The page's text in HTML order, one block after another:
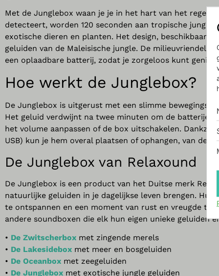
Met de Junglebox waan je je in het hart van het
detecteert, worden 120 seconden aan tropische
exotische dieren en planten. Het design, beschikbaar
geluiden van de Maleisische jungle. De
een oplaadbare batterij, zodat je zorgeloos kunt
Hoe werkt de Junglebox?
De Junglebox is uitgerust met een slimme
Het geluid verdwijnt na twee minuten om de
het volume aanpassen of de box uitschakelen.
USB) kun je hem overal plaatsen of ophangen, van de
De Junglebox van Relaxound
De Junglebox is een product van het Duitse merk
natuurlijke geluiden in je dagelijkse leven brengen.
te ontspannen en een moment van rust en vreugde te
andere soundboxen die elk hun eigen unieke geluiden
• De Zwitscherbox met zingende merels
• De Lakesidebox met meer en bosgeluiden
• De Oceanbox met zeegeluiden
• De Junglebox met exotische jungle geluiden